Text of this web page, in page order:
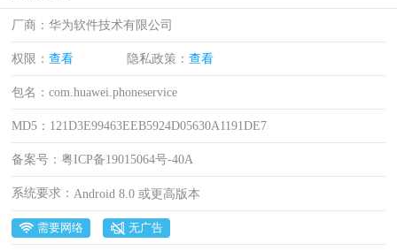
厂商：华为软件技术有限公司
权限：查看 隐私政策：查看
包名：com.huawei.phoneservice
MD5： 121D3E99463EEB5924D05630A1191DE7
备案号：粤ICP备19015064号-40A
系统要求： Android 8.0 或更高版本
需要网络 无广告